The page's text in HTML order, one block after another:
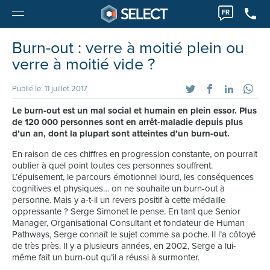
FR
Burn-out : verre à moitié plein ou
verre à moitié vide ?
Publié le: 11 juillet 2017
Le burn-out est un mal social et humain en plein essor. Plus
de 120 000 personnes sont en arrêt-maladie depuis plus
d’un an, dont la plupart sont atteintes d’un burn-out.
En raison de ces chiffres en progression constante, on pourrait
oublier à quel point toutes ces personnes souffrent.
L’épuisement, le parcours émotionnel lourd, les conséquences
cognitives et physiques… on ne souhaite un burn-out à
personne. Mais y a-t-il un revers positif à cette médaille
oppressante ? Serge Simonet le pense. En tant que Senior
Manager, Organisational Consultant et fondateur de Human
Pathways, Serge connaît le sujet comme sa poche. Il l’a côtoyé
de très près. Il y a plusieurs années, en 2002, Serge a lui-
même fait un burn-out qu’il a réussi à surmonter.